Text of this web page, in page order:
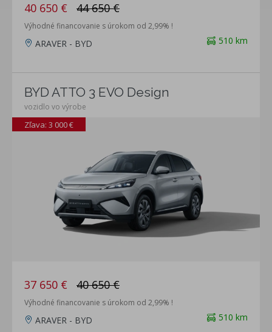
40 650 € 44 650 €
Výhodné financovanie s úrokom od 2,99% !
510 km
ARAVER - BYD
BYD ATTO 3 EVO Design
vozidlo vo výrobe
Zľava: 3 000 €
37 650 € 40 650 €
Výhodné financovanie s úrokom od 2,99% !
510 km
ARAVER - BYD